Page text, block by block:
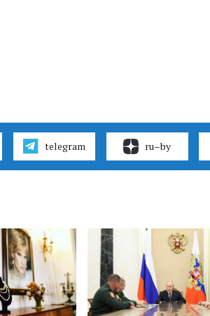
telegram ru–by